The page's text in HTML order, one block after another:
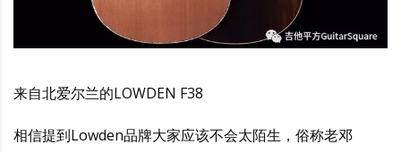
来自北爱尔兰的LOWDEN F38
相信提到Lowden品牌大家应该不会太陌生，俗称老邓